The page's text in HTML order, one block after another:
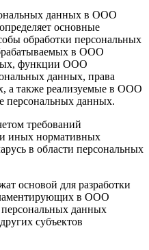
данных в ООО
основные
обработки персональных
в ООО
функции ООО
данных, права
а также реализуемые в ООО
персональных данных.
требований
и иных нормативных
в области персональных
основой для разработки
в ООО
данных
субъектов